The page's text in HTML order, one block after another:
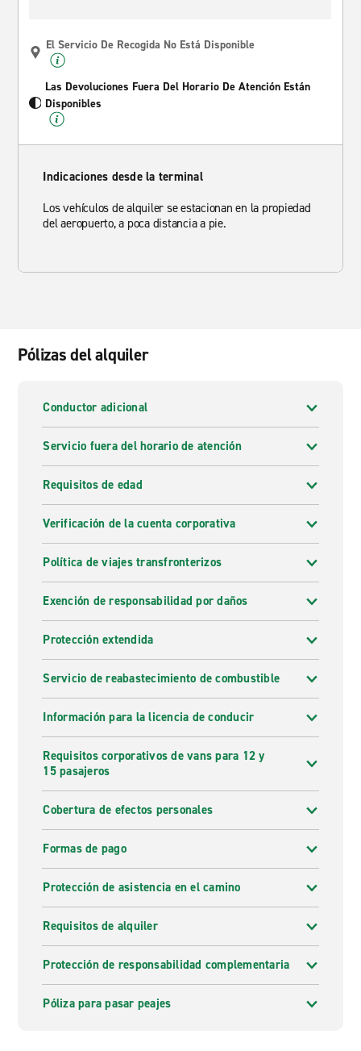
El Servicio De Recogida No Está Disponible
Las Devoluciones Fuera Del Horario De Atención Están
Disponibles
Indicaciones desde la terminal
Los vehículos de alquiler se estacionan en la propiedad
del aeropuerto, a poca distancia a pie.
Pólizas del alquiler
Conductor adicional
Servicio fuera del horario de atención
Requisitos de edad
Verificación de la cuenta corporativa
Política de viajes transfronterizos
Exención de responsabilidad por daños
Protección extendida
Servicio de reabastecimiento de combustible
Información para la licencia de conducir
Requisitos corporativos de vans para 12 y
15 pasajeros
Cobertura de efectos personales
Formas de pago
Protección de asistencia en el camino
Requisitos de alquiler
Protección de responsabilidad complementaria
Póliza para pasar peajes